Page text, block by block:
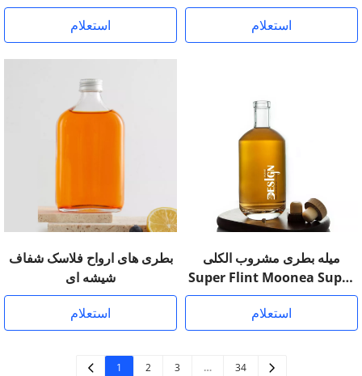
استعلام
استعلام
بطری های ارواح فلاسک شفاف
شیشه ای
استعلام
میله بطری مشروب الکلی
Super Flint Moonea Super
Flint
استعلام
1 2 3 … 34